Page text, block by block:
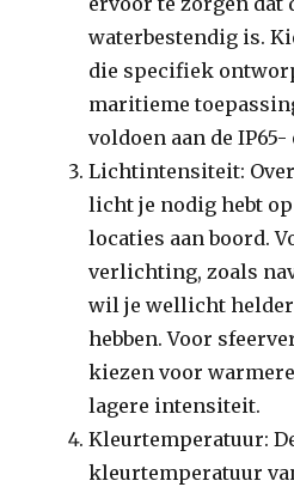
waterbestendig is.
die specifiek
maritieme
voldoen aan de
Lichtintensiteit:
licht je nodig hebt
locaties aan boord.
verlichting, zoals
wil je wellicht
hebben. Voor
kiezen voor
lagere intensiteit.
Kleurtemperatuur:
kleurtemperatuur